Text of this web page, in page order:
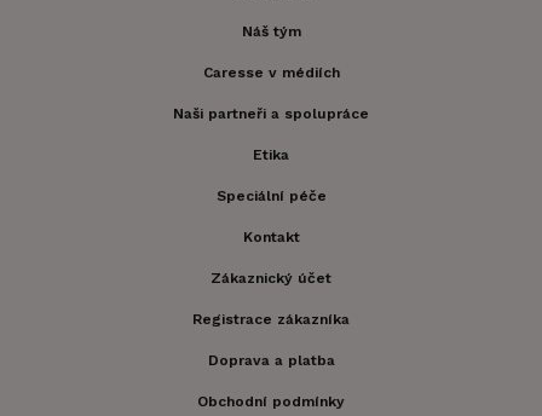
Náš tým
Caresse v médiích
Naši partneři a spolupráce
Etika
Speciální péče
Kontakt
Zákaznický účet
Registrace zákazníka
Doprava a platba
Obchodní podmínky